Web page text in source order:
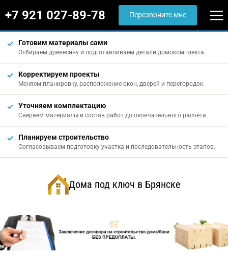
+7 921 027-89-78 Перезвоните мне
Готовим материалы сами
Отбираем древесину и подготавливаем детали домокомплекта.
Корректируем проекты
Меняем планировку, расположение окон, дверей и перегородок.
Уточняем комплектацию
Сверяем материалы и состав работ до окончательного расчёта.
Планируем строительство
Согласовываем подготовку участка и последовательность этапов.
Дома под ключ в Брянске